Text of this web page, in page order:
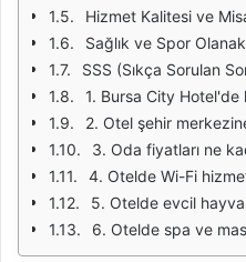
Hizmet Kalitesi ve
Sağlık ve Spor
SSS (Sıkça Sorulan
1. Bursa City Hotel'de
2. Otel şehir
3. Oda fiyatları ne
4. Otelde Wi-Fi
5. Otelde evcil
6. Otelde spa ve